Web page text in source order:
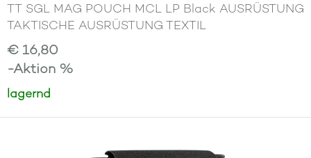
TT SGL MAG POUCH MCL LP Black AUSRÜSTUNG
TAKTISCHE AUSRÜSTUNG TEXTIL
€ 16,80
-Aktion %
lagernd